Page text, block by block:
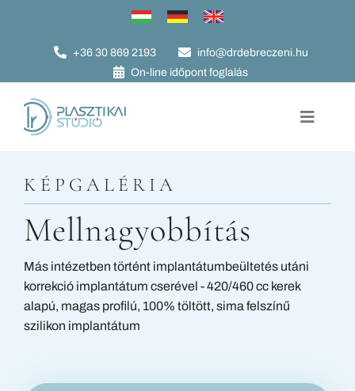
+36 30 869 2193
info@drdebreczeni.hu
On-line időpont foglalás
Toggle
Képgaléria
Szakmai életrajz
Az év orvosa
KÉPGALÉRIA
Mellnagyobbítás
Más intézetben történt implantátumbeültetés utáni
korrekció implantátum cserével - 420/460 cc kerek
alapú, magas profilú, 100% töltött, sima felszínű
szilikon implantátum